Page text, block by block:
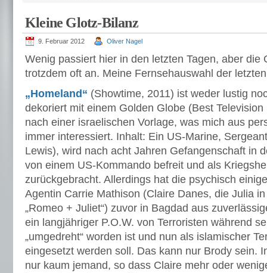
Kleine Glotz-Bilanz
9. Februar 2012 Oliver Nagel
Wenig passiert hier in den letzten Tagen, aber die
trotzdem oft an. Meine Fernsehauswahl der
„Homeland“ (Showtime, 2011) ist weder lustig
dekoriert mit einem Golden Globe (Best
nach einer israelischen Vorlage, was mich aus
immer interessiert. Inhalt: Ein US-Marine,
Lewis), wird nach acht Jahren Gefangenschaft in
von einem US-Kommando befreit und als
zurückgebracht. Allerdings hat die psychisch
Agentin Carrie Mathison (Claire Danes, die Julia
„Romeo + Juliet“) zuvor in Bagdad aus
ein langjähriger P.O.W. von Terroristen während
„umgedreht“ worden ist und nun als islamischer
eingesetzt werden soll. Das kann nur Brody sein.
nur kaum jemand, so dass Claire mehr oder